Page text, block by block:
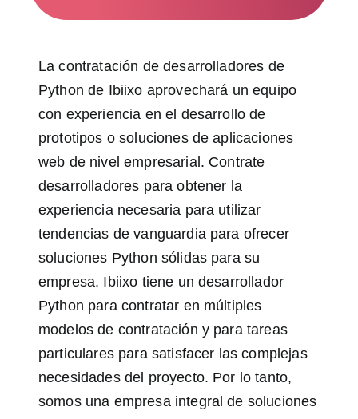
La contratación de desarrolladores de
Python de Ibiixo aprovechará un equipo
con experiencia en el desarrollo de
prototipos o soluciones de aplicaciones
web de nivel empresarial. Contrate
desarrolladores para obtener la
experiencia necesaria para utilizar
tendencias de vanguardia para ofrecer
soluciones Python sólidas para su
empresa. Ibiixo tiene un desarrollador
Python para contratar en múltiples
modelos de contratación y para tareas
particulares para satisfacer las complejas
necesidades del proyecto. Por lo tanto,
somos una empresa integral de soluciones